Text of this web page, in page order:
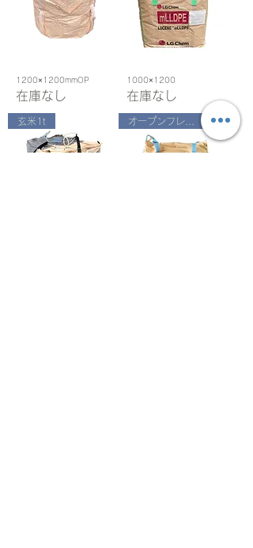
1200×1200mmOP
在庫なし
1000×1200
在庫なし
玄米1t